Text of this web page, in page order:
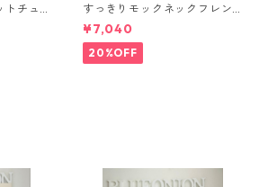
トチュ
ソー E
すっきりモックネックフレン
チカットソー（set up対応）
626997 PASSIONE
¥7,040
20%OFF